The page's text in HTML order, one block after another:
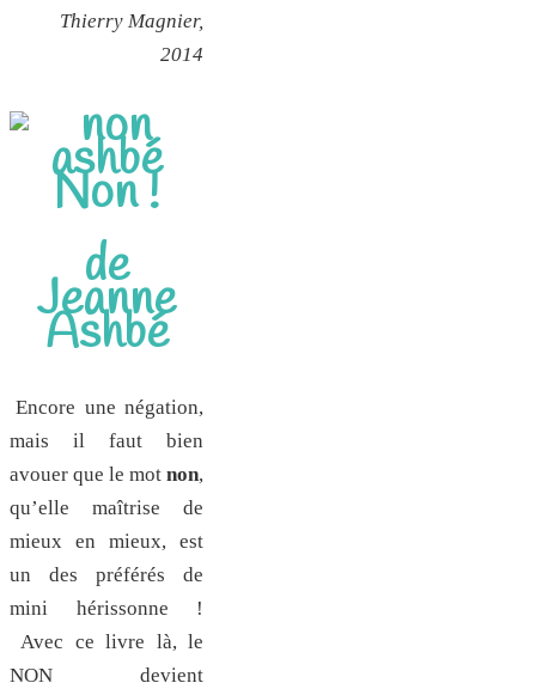
Thierry Magnier,
2014
Non !
de
Jeanne
Ashbé
Encore une négation,
mais il faut bien
avouer que le mot non,
qu’elle maîtrise de
mieux en mieux, est
un des préférés de
mini hérissonne !
Avec ce livre là, le
NON devient